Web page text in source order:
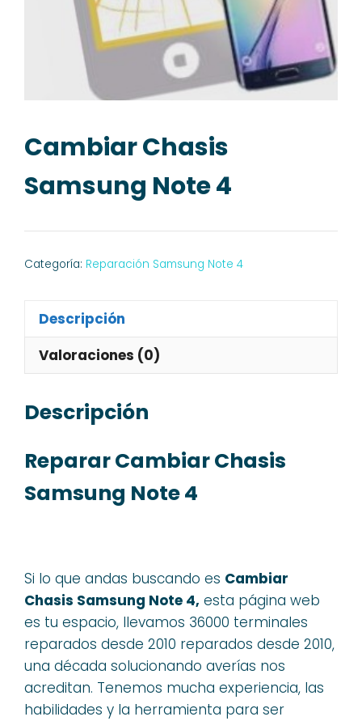
Cambiar Chasis
Samsung Note 4
Categoría: Reparación Samsung Note 4
Descripción
Valoraciones (0)
Descripción
Reparar Cambiar Chasis
Samsung Note 4
Si lo que andas buscando es Cambiar
Chasis Samsung Note 4, esta página web
es tu espacio, llevamos 36000 terminales
reparados desde 2010 reparados desde 2010,
una década solucionando averías nos
acreditan. Tenemos mucha experiencia, las
habilidades y la herramienta para ser